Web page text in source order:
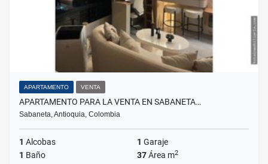
APARTAMENTO VENTA
APARTAMENTO PARA LA VENTA EN SABANETA…
Sabaneta, Antioquia, Colombia
1 Alcobas 1 Garaje
1 Baño 37Área m2